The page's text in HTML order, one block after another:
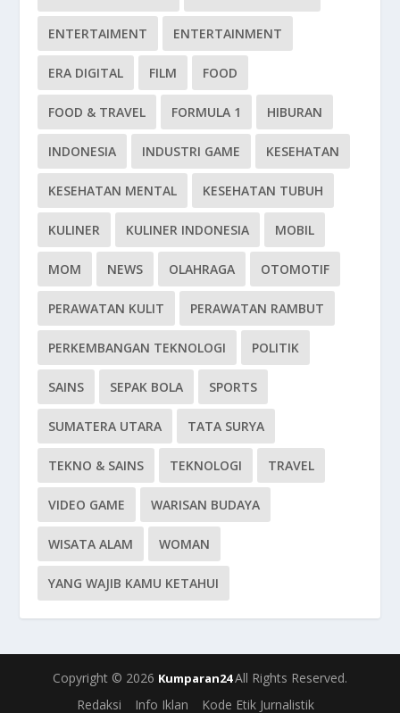
ENTERTAIMENT ENTERTAINMENT
ERA DIGITAL FILM FOOD
FOOD & TRAVEL FORMULA 1 HIBURAN
INDONESIA INDUSTRI GAME KESEHATAN
KESEHATAN MENTAL KESEHATAN TUBUH
KULINER KULINER INDONESIA MOBIL
MOM NEWS OLAHRAGA OTOMOTIF
PERAWATAN KULIT PERAWATAN RAMBUT
PERKEMBANGAN TEKNOLOGI POLITIK
SAINS SEPAK BOLA SPORTS
SUMATERA UTARA TATA SURYA
TEKNO & SAINS TEKNOLOGI TRAVEL
VIDEO GAME WARISAN BUDAYA
WISATA ALAM WOMAN
YANG WAJIB KAMU KETAHUI
Copyright © 2026 Kumparan24All Rights Reserved.
Redaksi
Info Iklan Kode Etik Jurnalistik